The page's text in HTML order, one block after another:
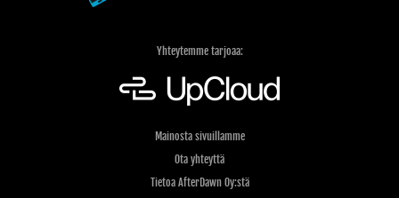
Yhteytemme tarjoaa:
Mainosta sivuillamme
Ota yhteyttä
Tietoa AfterDawn Oy:stä